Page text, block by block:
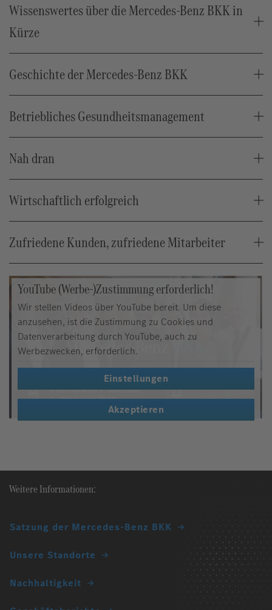
Wissenswertes über die Mercedes-Benz BKK in
Kürze
Geschichte der Mercedes-Benz BKK
Betriebliches Gesundheitsmanagement
Nah dran
Wirtschaftlich erfolgreich
Zufriedene Kunden, zufriedene Mitarbeiter
YouTube (Werbe-)Zustimmung erforderlich!
Wir stellen Videos über YouTube bereit. Um diese
anzusehen, ist die Zustimmung zu Cookies und
Datenverarbeitung durch YouTube, auch zu
Werbezwecken, erforderlich.
Einstellungen
Akzeptieren
Weitere Informationen:
Satzung der Mercedes-Benz BKK
Unsere Standorte
Nachhaltigkeit